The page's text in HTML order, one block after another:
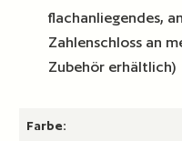
flachanliegendes,
Zahlenschloss an
Zubehör erhältlich)
Farbe: